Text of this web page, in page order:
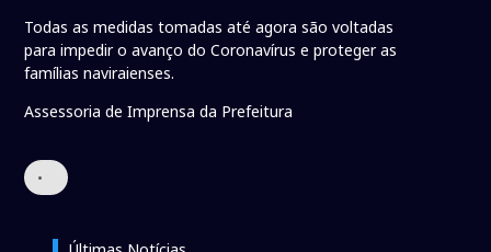
Todas as medidas tomadas até agora são voltadas
para impedir o avanço do Coronavírus e proteger as
famílias naviraienses.
Assessoria de Imprensa da Prefeitura
•